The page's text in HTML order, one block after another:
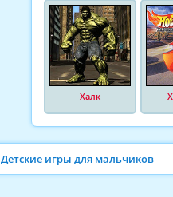
Халк
Детские игры для мальчиков